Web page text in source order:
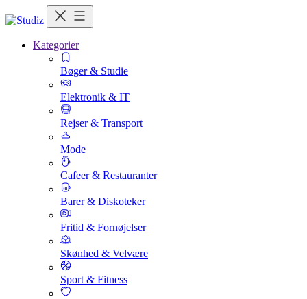
Kategorier
Bøger & Studie
Elektronik & IT
Rejser & Transport
Mode
Cafeer & Restauranter
Barer & Diskoteker
Fritid & Fornøjelser
Skønhed & Velvære
Sport & Fitness